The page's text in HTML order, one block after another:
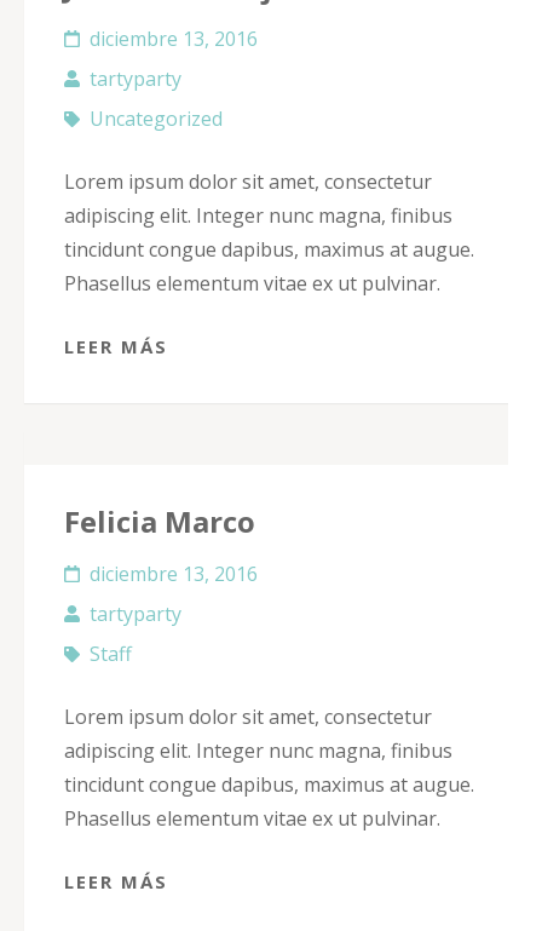
diciembre 13, 2016
tartyparty
Uncategorized
Lorem ipsum dolor sit amet, consectetur
adipiscing elit. Integer nunc magna, finibus
tincidunt congue dapibus, maximus at augue.
Phasellus elementum vitae ex ut pulvinar.
LEER MÁS
Felicia Marco
diciembre 13, 2016
tartyparty
Staff
Lorem ipsum dolor sit amet, consectetur
adipiscing elit. Integer nunc magna, finibus
tincidunt congue dapibus, maximus at augue.
Phasellus elementum vitae ex ut pulvinar.
LEER MÁS